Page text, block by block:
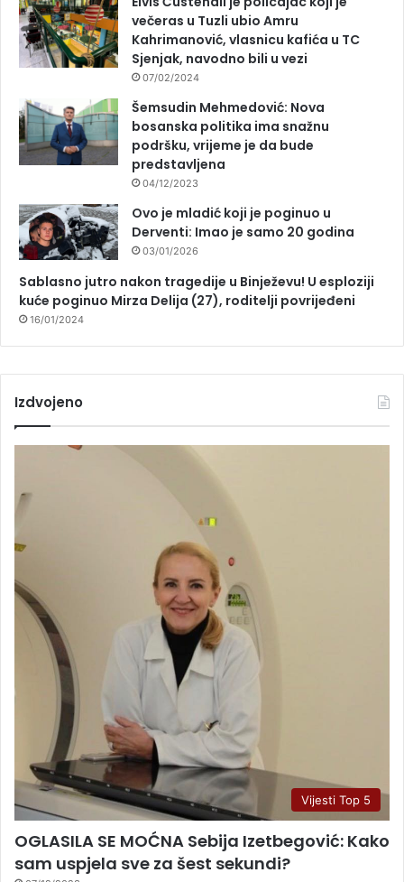
večeras u Tuzli ubio Amru
Kahrimanović, vlasnicu kafića u TC
Sjenjak, navodno bili u vezi
07/02/2024
Šemsudin Mehmedović: Nova
bosanska politika ima snažnu
podršku, vrijeme je da bude
predstavljena
04/12/2023
Ovo je mladić koji je poginuo u
Derventi: Imao je samo 20 godina
03/01/2026
Sablasno jutro nakon tragedije u Binježevu! U esploziji
kuće poginuo Mirza Delija (27), roditelji povrijeđeni
16/01/2024
Izdvojeno
Vijesti Top 5
OGLASILA SE MOĆNA Sebija Izetbegović: Kako
sam uspjela sve za šest sekundi?